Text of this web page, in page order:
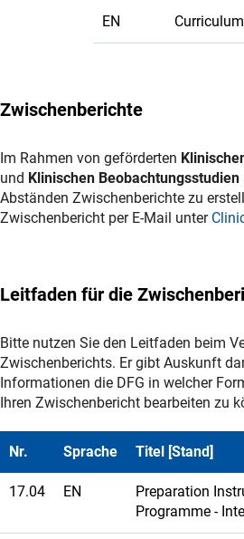
EN
Zwischenberichte
Im Rahmen von geförderten
und Klinischen Beobachtungsstudien
Abständen Zwischenberichte zu
Zwischenbericht per E-Mail unter
Leitfaden für die
Bitte nutzen Sie den Leitfaden beim
Zwischenberichts. Er gibt Auskunft
Informationen die DFG in welcher
Ihren Zwischenbericht bearbeiten zu
Nr. Sprache Titel [Stand]
17.04 EN
Preparation
Programme -